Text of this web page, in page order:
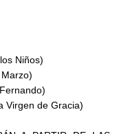
Niños)
Virgen de Gracia)